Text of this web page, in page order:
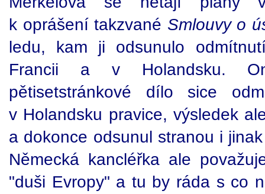
k oprášení takzvané Smlouvy o
ledu, kam ji odsunulo
Francii a v Holandsku.
pětisetstránkové dílo sice
v Holandsku pravice, výsledek
a dokonce odsunul stranou i
Německá kancléřka ale
"duši Evropy" a tu by ráda s co